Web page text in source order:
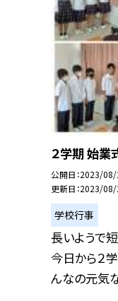
２学期 始業
公開日 2023/08/
更新日 2023/08/
学校行事
長いようで
今日から２
んなの元気